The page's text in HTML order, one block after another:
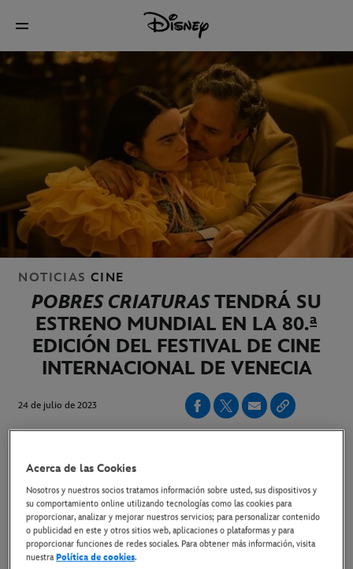
NOTICIAS CINE
POBRES CRIATURASTENDRÁ SU
ESTRENO MUNDIAL EN LA 80.ª
EDICIÓN DEL FESTIVAL DE CINE
INTERNACIONAL DE VENECIA
24 de julio de 2023
La película, dirigida por el nominado al Premio de la
Academia® Yorgos Lanthimos (La Favorita,
Langosta), está protagonizada por Emma Stone,
Acerca de las Cookies
Nosotros y nuestros socios tratamos información sobre usted, sus dispositivos y
su comportamiento online utilizando tecnologías como las cookies para
proporcionar, analizar y mejorar nuestros servicios; para personalizar contenido
o publicidad en este y otros sitios web, aplicaciones o plataformas y para
proporcionar funciones de redes sociales. Para obtener más información, visita
nuestraPolítica de cookies.